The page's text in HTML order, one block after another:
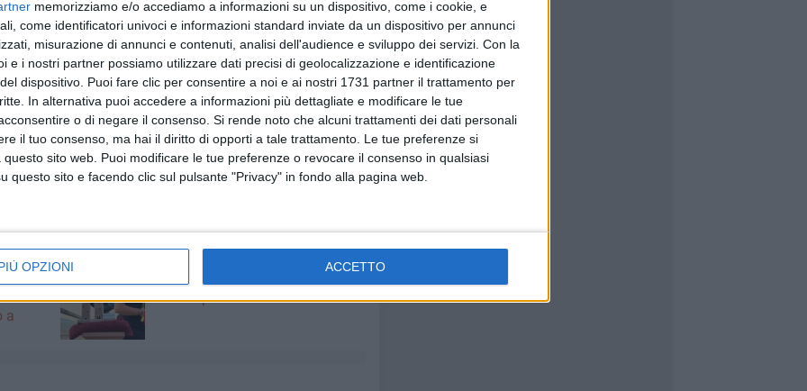
memorizziamo e/o accediamo a informazioni su un dispositivo, come i cookie, e
come identificatori univoci e informazioni standard inviate da un dispositivo per annunci
misurazione di annunci e contenuti, analisi dell'audience e sviluppo dei servizi. Con la
e i nostri partner possiamo utilizzare dati precisi di geolocalizzazione e identificazione
dispositivo. Puoi fare clic per consentire a noi e ai nostri 1731 partner il trattamento per
In alternativa puoi accedere a informazioni più dettagliate e modificare le tue
o di negare il consenso. Si rende noto che alcuni trattamenti dei dati personali
il tuo consenso, ma hai il diritto di opporti a tale trattamento. Le tue preferenze si
sito web. Puoi modificare le tue preferenze o revocare il consenso in qualsiasi
questo sito e facendo clic sul pulsante "Privacy" in fondo alla pagina web.
OPZIONI ACCETTO
sui minimi dettagli, dal lavaggio delle bici alla
la squadra diPiero Loconsolo, che ha conseguito
nella gara G6 maschile vinta dal friulano Stefano
a uno splendido De Feudis. Bene anche
Ilaria
nona e ventesima tra le Allieve mentreAlessia Scarpa
a
Aspettando il Palio della Quercia:
il Fantapalio